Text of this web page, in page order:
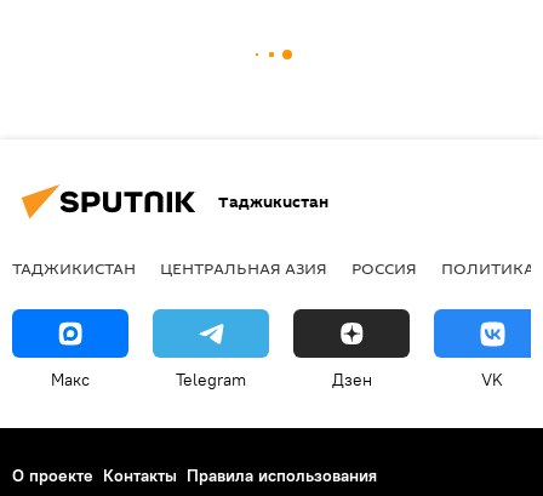
Таджикистан
ТАДЖИКИСТАН ЦЕНТРАЛЬНАЯ АЗИЯ РОССИЯ ПОЛИТИКА
Макс Telegram Дзен VK
О проекте Контакты Правила использования